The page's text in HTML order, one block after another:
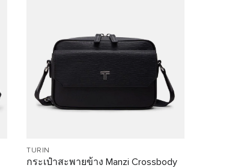
TURIN
กระเป๋าสะพายข้าง Manzi Crossbody